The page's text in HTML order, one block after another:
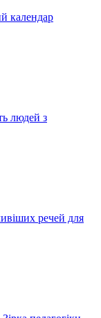
календар
людей з
речей для